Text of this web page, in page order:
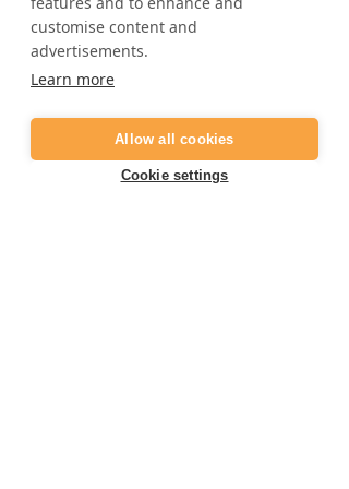
customise content and
advertisements.
Learn more
Allow all cookies
Cookie settings
op weg naar de kust langs de
Avenida del Mar.
Lees hier meer